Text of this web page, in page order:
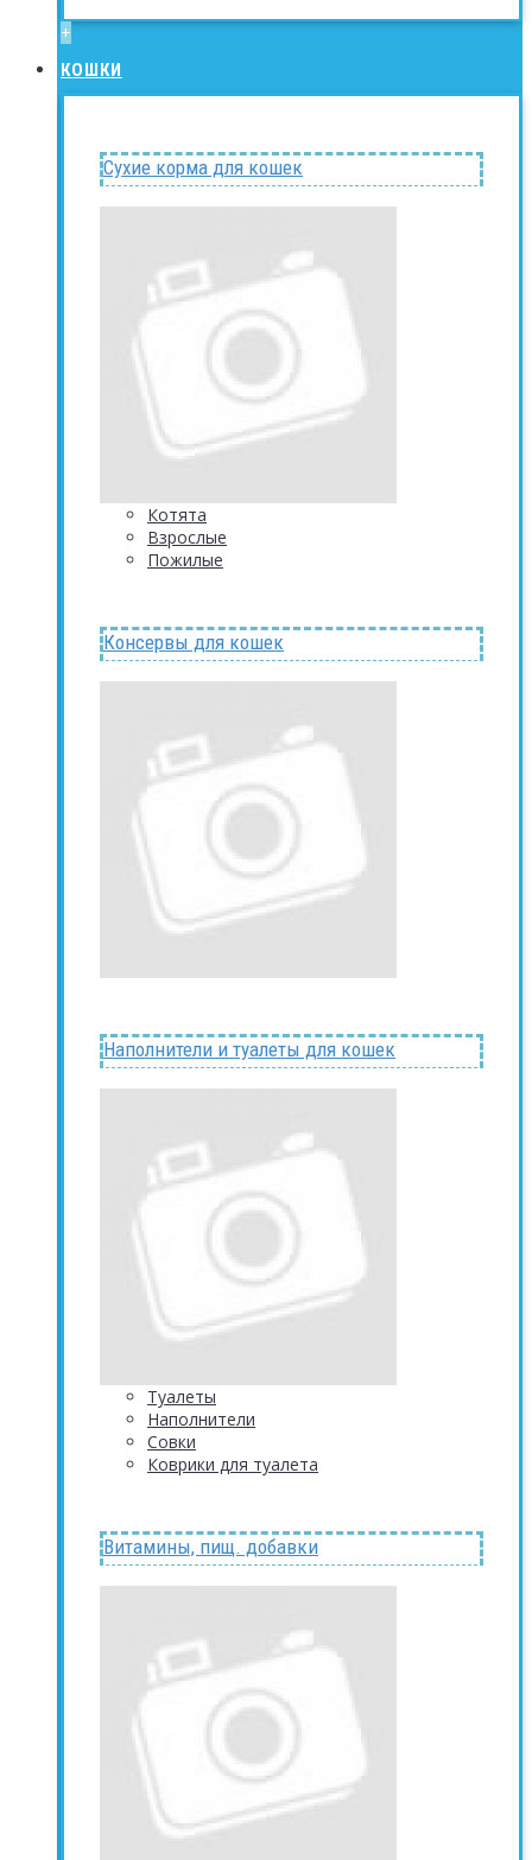
+
КОШКИ
Сухие корма для кошек
Котята
Взрослые
Пожилые
Консервы для кошек
Наполнители и туалеты для кошек
Туалеты
Наполнители
Совки
Коврики для туалета
Витамины, пищ. добавки